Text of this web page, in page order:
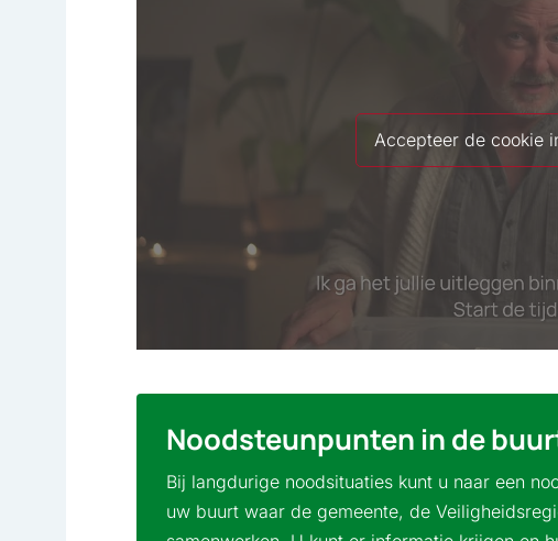
Accepteer de cookie
Noodsteunpunten in de
Bij langdurige noodsituaties kunt u naar een
uw buurt waar de gemeente, de